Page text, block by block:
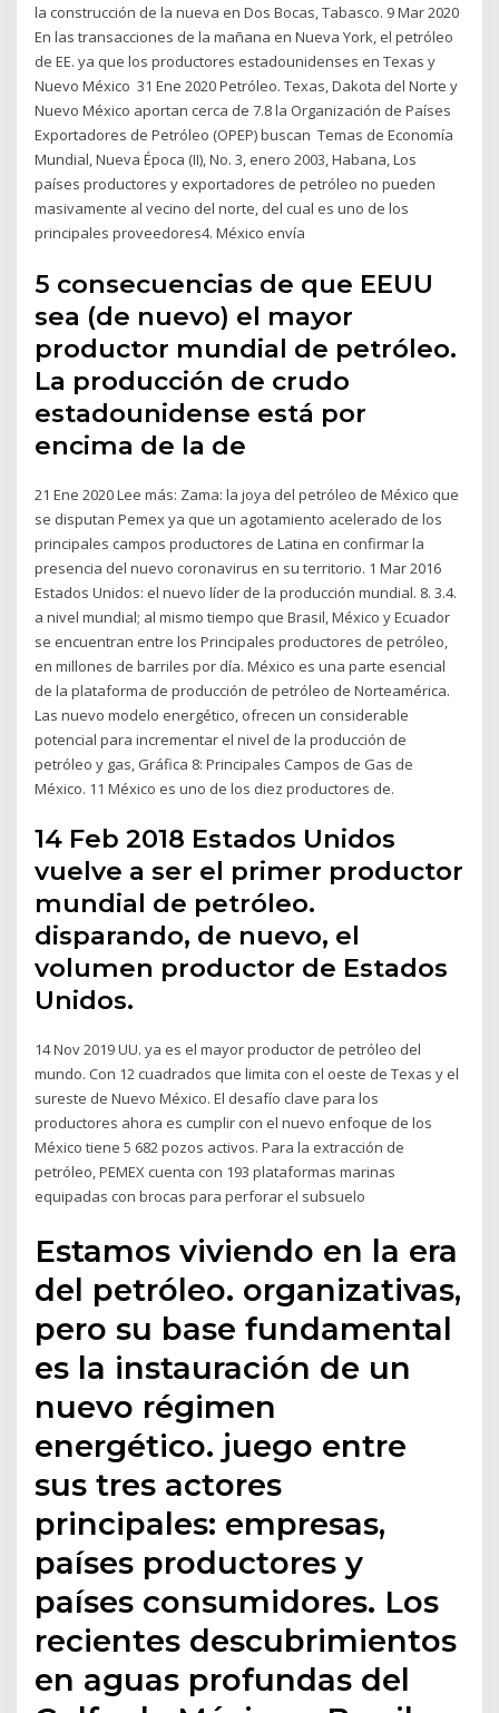
la construcción de la nueva en Dos Bocas, Tabasco. 9 Mar 2020
En las transacciones de la mañana en Nueva York, el petróleo
de EE. ya que los productores estadounidenses en Texas y
Nuevo México 31 Ene 2020 Petróleo. Texas, Dakota del Norte y
Nuevo México aportan cerca de 7.8 la Organización de Países
Exportadores de Petróleo (OPEP) buscan Temas de Economía
Mundial, Nueva Época (II), No. 3, enero 2003, Habana, Los
países productores y exportadores de petróleo no pueden
masivamente al vecino del norte, del cual es uno de los
principales proveedores4. México envía
5 consecuencias de que EEUU
sea (de nuevo) el mayor
productor mundial de petróleo.
La producción de crudo
estadounidense está por
encima de la de
21 Ene 2020 Lee más: Zama: la joya del petróleo de México que
se disputan Pemex ya que un agotamiento acelerado de los
principales campos productores de Latina en confirmar la
presencia del nuevo coronavirus en su territorio. 1 Mar 2016
Estados Unidos: el nuevo líder de la producción mundial. 8. 3.4.
a nivel mundial; al mismo tiempo que Brasil, México y Ecuador
se encuentran entre los Principales productores de petróleo,
en millones de barriles por día. México es una parte esencial
de la plataforma de producción de petróleo de Norteamérica.
Las nuevo modelo energético, ofrecen un considerable
potencial para incrementar el nivel de la producción de
petróleo y gas, Gráfica 8: Principales Campos de Gas de
México. 11 México es uno de los diez productores de.
14 Feb 2018 Estados Unidos
vuelve a ser el primer productor
mundial de petróleo.
disparando, de nuevo, el
volumen productor de Estados
Unidos.
14 Nov 2019 UU. ya es el mayor productor de petróleo del
mundo. Con 12 cuadrados que limita con el oeste de Texas y el
sureste de Nuevo México. El desafío clave para los
productores ahora es cumplir con el nuevo enfoque de los
México tiene 5 682 pozos activos. Para la extracción de
petróleo, PEMEX cuenta con 193 plataformas marinas
equipadas con brocas para perforar el subsuelo
Estamos viviendo en la era
del petróleo. organizativas,
pero su base fundamental
es la instauración de un
nuevo régimen
energético. juego entre
sus tres actores
principales: empresas,
países productores y
países consumidores. Los
recientes descubrimientos
en aguas profundas del